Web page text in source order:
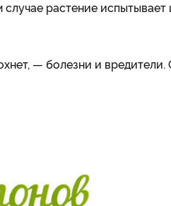
растение испытывает
— болезни и